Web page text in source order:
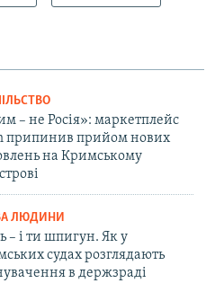
– не Росія»: маркетплейс
припинив прийом нових
на Кримському
ЛЮДИНИ
– і ти шпигун. Як у
судах розглядають
в держзраді